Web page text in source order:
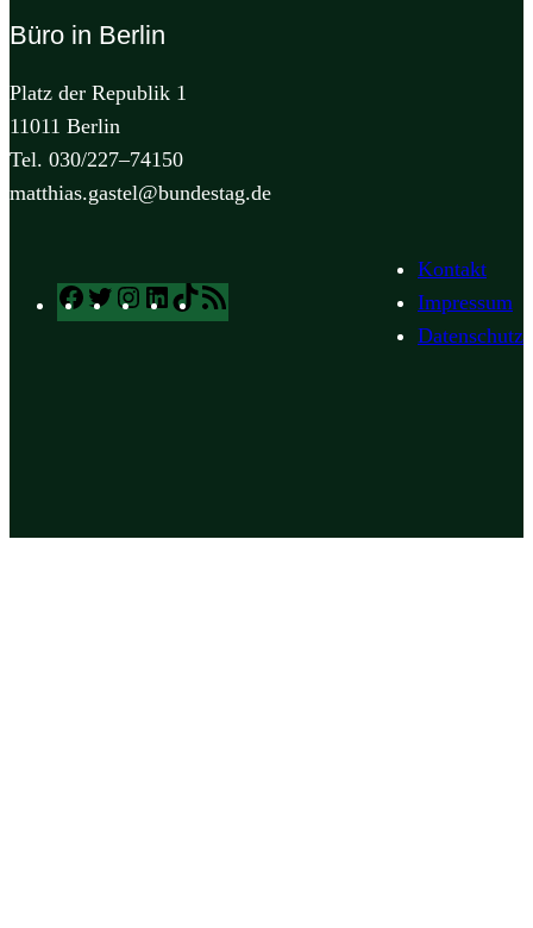
Büro in Berlin
Platz der Republik 1
11011 Berlin
Tel. 030/227–74150
matthias.gastel@bundestag.de
Facebook
TwitterInstagram
LinkedIn
TikTok
Kontakt
Impressum
Datenschutz